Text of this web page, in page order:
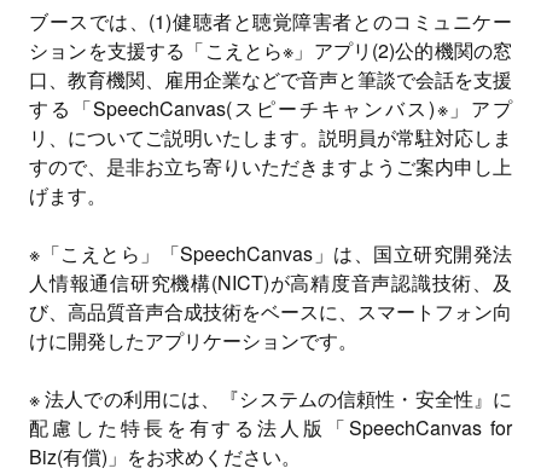
ブースでは、(1)健聴者と聴覚障害者とのコミュニケー
ションを支援する「こえとら※」アプリ(2)公的機関の窓
口、教育機関、雇用企業などで音声と筆談で会話を支援
する「SpeechCanvas(スピーチキャンバス)※」アプ
リ、についてご説明いたします。説明員が常駐対応しま
すので、是非お立ち寄りいただきますようご案内申し上
げます。
※「こえとら」「SpeechCanvas」は、国立研究開発法
人情報通信研究機構(NICT)が高精度音声認識技術、及
び、高品質音声合成技術をベースに、スマートフォン向
けに開発したアプリケーションです。
※ 法人での利用には、『システムの信頼性・安全性』に
配慮した特長を有する法人版「SpeechCanvas for
Biz(有償)」をお求めください。